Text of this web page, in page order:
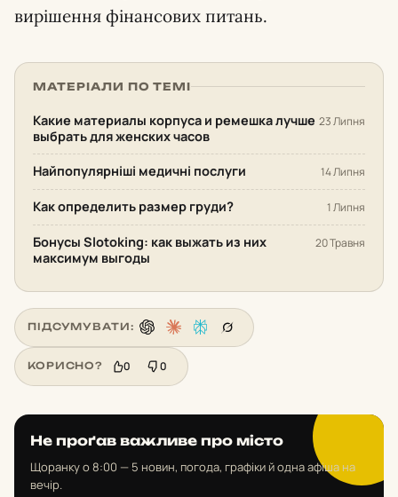
вирішення фінансових питань.
МАТЕРІАЛИ ПО ТЕМІ
Какие материалы корпуса и ремешка лучше
выбрать для женских часов
23 Липня
Найпопулярніші медичні послуги 14 Липня
Как определить размер груди? 1 Липня
Бонусы Slotoking: как выжать из них
максимум выгоды
20 Травня
ПІДСУМУВАТИ:
КОРИСНО? 0 0
Не проґав важливе про місто
Щоранку о 8:00 — 5 новин, погода, графіки й одна афіша на
вечір.